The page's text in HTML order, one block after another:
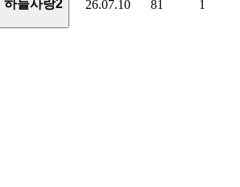
하늘사랑2 26.07.10 81 1